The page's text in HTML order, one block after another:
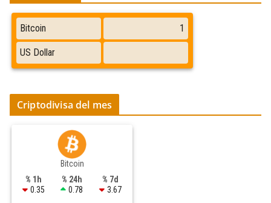
Criptodivisa del mes
Bitcoin
% 1h
0.35
% 24h
0.78
% 7d
3.67